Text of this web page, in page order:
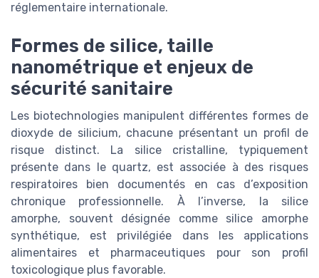
réglementaire internationale.
Formes de silice, taille
nanométrique et enjeux de
sécurité sanitaire
Les biotechnologies manipulent différentes formes de
dioxyde de silicium, chacune présentant un profil de
risque distinct. La silice cristalline, typiquement
présente dans le quartz, est associée à des risques
respiratoires bien documentés en cas d’exposition
chronique professionnelle. À l’inverse, la silice
amorphe, souvent désignée comme silice amorphe
synthétique, est privilégiée dans les applications
alimentaires et pharmaceutiques pour son profil
toxicologique plus favorable.